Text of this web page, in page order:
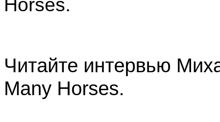
Horses.
Читайте интервью
Many Horses.